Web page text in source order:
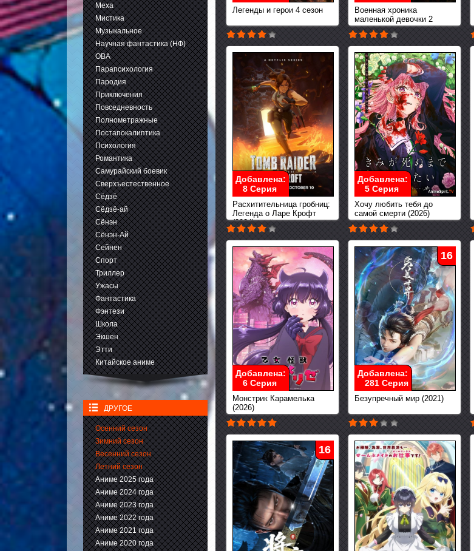
Меха
Мистика
Музыкальное
Научная фантастика (НФ)
ОВА
Парапсихология
Пародия
Приключения
Повседневность
Полнометражные
Постапокалиптика
Психология
Романтика
Самурайский боевик
Сверхъестественное
Сёдзё
Сёдзё-ай
Сёнэн
Сёнэн-Ай
Сейнен
Спорт
Триллер
Ужасы
Фантастика
Фэнтези
Школа
Экшен
Этти
Китайское аниме
ДРУГОЕ
Осенний сезон
Зимний сезон
Весенний сезон
Летний сезон
Аниме 2025 года
Аниме 2024 года
Аниме 2023 года
Аниме 2022 года
Аниме 2021 года
Аниме 2020 года
Легенды и герои 4 сезон
Военная хроника
маленькой девочки 2
сезон
Расхитительница гробниц:
Легенда о Ларе Крофт
(2024)
Добавлена:
8 Серия
Хочу любить тебя до
самой смерти (2026)
Добавлена:
5 Серия
Монстрик Карамелька
(2026)
Добавлена:
6 Серия
Безупречный мир (2021)
16
Добавлена:
281 Серия
16